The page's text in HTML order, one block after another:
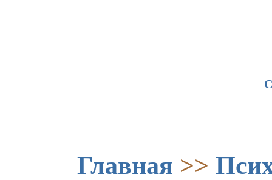
Главная >>